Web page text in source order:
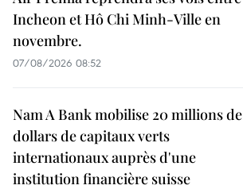
Incheon et Hô Chi Minh-Ville en
novembre.
07/08/2026 08:52
Nam A Bank mobilise 20 millions de
dollars de capitaux verts
internationaux auprès d'une
institution financière suisse